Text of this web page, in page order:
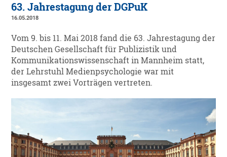
63. Jahrestagung der DGPuK
16.05.2018
Vom 9. bis 11. Mai 2018 fand die 63. Jahrestagung der
Deutschen Gesellschaft für Publizistik und
Kommunikationswissenschaft in Mannheim statt,
der Lehrstuhl Medienpsychologie war mit
insgesamt zwei Vorträgen vertreten.